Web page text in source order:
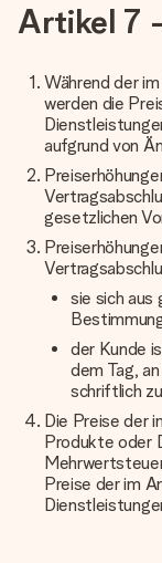
Artikel 7
Während der
werden die
aufgrund von
gesetzlichen
sie sich
der Kunde
dem Tag,
schriftlich
Die Preise der
Produkte oder
Preise der im